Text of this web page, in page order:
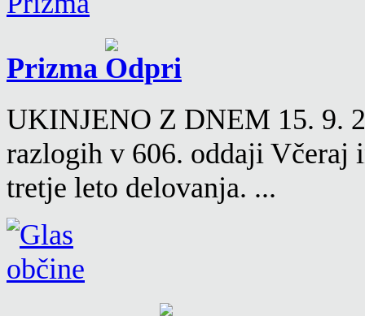
Prizma
UKINJENO Z DNEM 15. 9.
razlogih v 606. oddaji Včeraj
tretje leto delovanja. ...